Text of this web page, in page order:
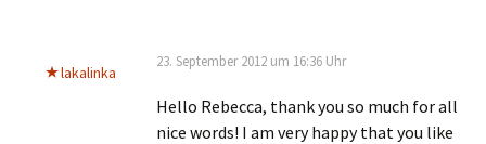
lakalinka
23. September 2012 um 16:36 Uhr
Hello Rebecca, thank you so much for all
nice words! I am very happy that you like